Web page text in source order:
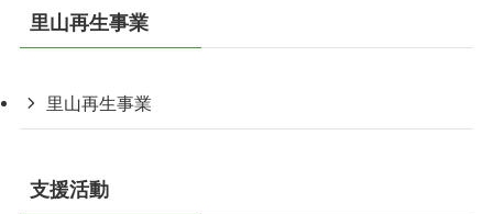
里山再生事業
里山再生事業
支援活動